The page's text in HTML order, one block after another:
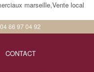
marseille,Vente local
04 86 97 04 92
CONTACT